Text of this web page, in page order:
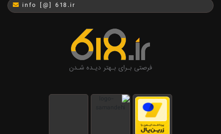
info [@] 618.ir
فرصتی بـرای بـهتر دیـده شـدن